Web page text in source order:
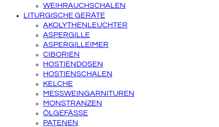
WEIHRAUCHSCHALEN
LITURGISCHE GERÄTE
AKOLYTHENLEUCHTER
ASPERGILLE
ASPERGILLEIMER
CIBORIEN
HOSTIENDOSEN
HOSTIENSCHALEN
KELCHE
MESSWEINGARNITUREN
MONSTRANZEN
ÖLGEFÄSSE
PATENEN